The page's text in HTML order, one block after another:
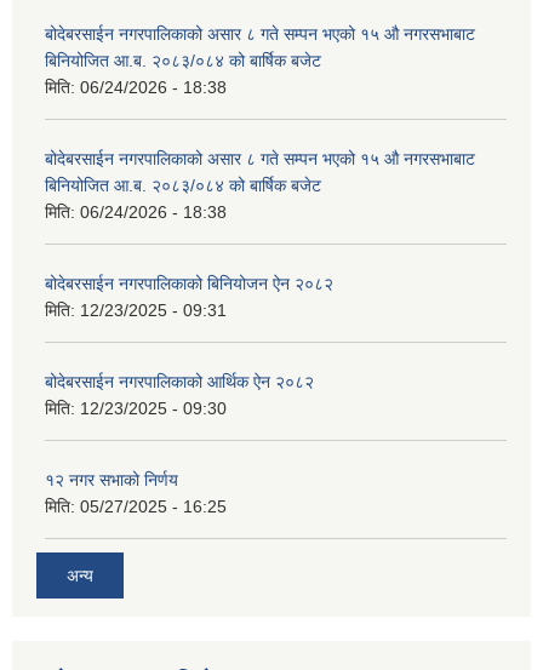
बोदेबरसाईन नगरपालिकाको असार ८ गते सम्पन भएको १५ ‍‍‍औ नगरसभाबाट
बिनियोजित आ.ब. २०८३/०८४ को बार्षिक बजेट
मिति: 06/24/2026 - 18:38
बोदेबरसाईन नगरपालिकाको असार ८ गते सम्पन भएको १५ ‍‍‍औ नगरसभाबाट
बिनियोजित आ.ब. २०८३/०८४ को बार्षिक बजेट
मिति: 06/24/2026 - 18:38
बोदेबरसाईन नगरपालिकाको बिनियोजन ऐन २०८२
मिति: 12/23/2025 - 09:31
बोदेबरसाईन नगरपालिकाको आर्थिक ऐन २०८२
मिति: 12/23/2025 - 09:30
१२ नगर सभाको निर्णय
मिति: 05/27/2025 - 16:25
अन्य